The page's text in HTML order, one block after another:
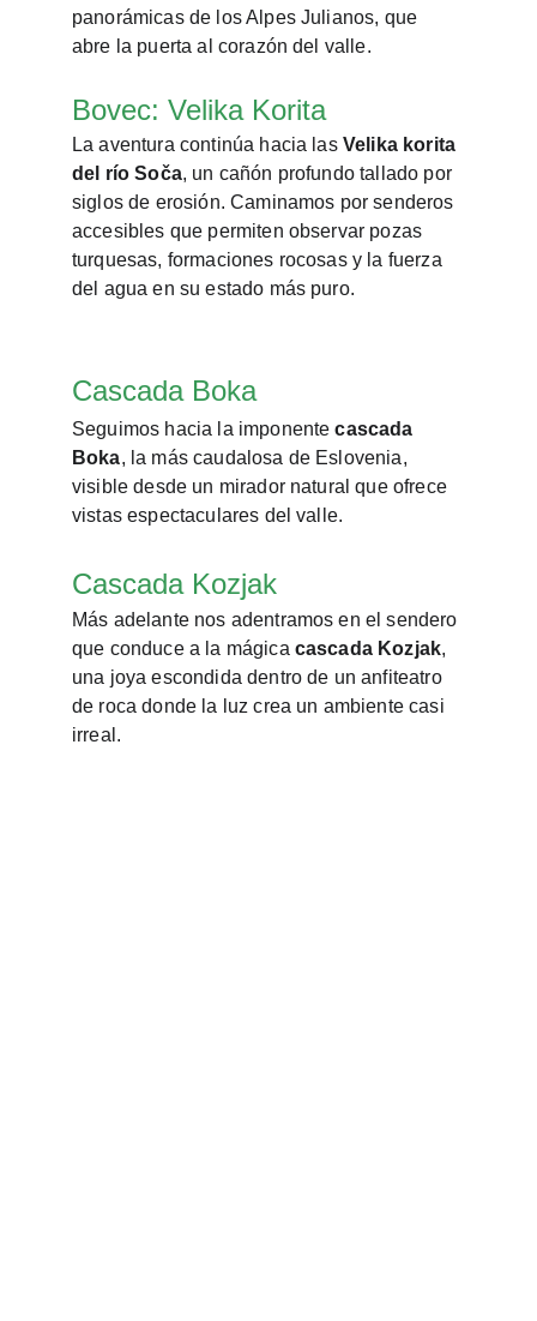
panorámicas de los Alpes Julianos, que
abre la puerta al corazón del valle.
Bovec: Velika Korita
La aventura continúa hacia las Velika korita
del río Soča, un cañón profundo tallado por
siglos de erosión. Caminamos por senderos
accesibles que permiten observar pozas
turquesas, formaciones rocosas y la fuerza
del agua en su estado más puro.
Cascada Boka
Seguimos hacia la imponente cascada
Boka, la más caudalosa de Eslovenia,
visible desde un mirador natural que ofrece
vistas espectaculares del valle.
Cascada Kozjak
Más adelante nos adentramos en el sendero
que conduce a la mágica cascada Kozjak,
una joya escondida dentro de un anfiteatro
de roca donde la luz crea un ambiente casi
irreal.